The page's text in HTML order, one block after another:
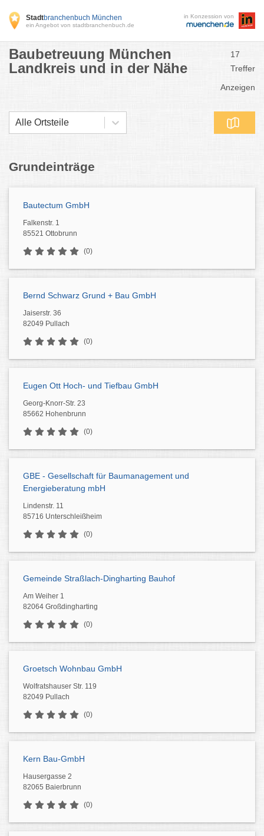
Stadtbranchenbuch München
ein Angebot von stadtbranchenbuch.de
in Konzession von
Baubetreuung München
Landkreis und in der Nähe
17
Treffer
Anzeigen
Alle Ortsteile
Grundeinträge
Bautectum GmbH
Falkenstr. 1
85521 Ottobrunn
(0)
Bernd Schwarz Grund + Bau GmbH
Jaiserstr. 36
82049 Pullach
(0)
Eugen Ott Hoch- und Tiefbau GmbH
Georg-Knorr-Str. 23
85662 Hohenbrunn
(0)
GBE - Gesellschaft für Baumanagement und
Energieberatung mbH
Lindenstr. 11
85716 Unterschleißheim
(0)
Gemeinde Straßlach-Dingharting Bauhof
Am Weiher 1
82064 Großdingharting
(0)
Groetsch Wohnbau GmbH
Wolfratshauser Str. 119
82049 Pullach
(0)
Kern Bau-GmbH
Hausergasse 2
82065 Baierbrunn
(0)